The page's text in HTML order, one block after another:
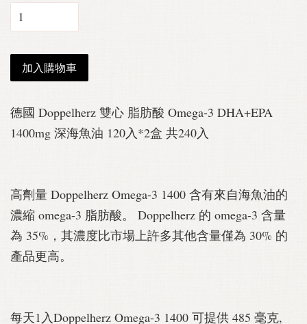
加入購物車
德國 Doppelherz 雙心 脂肪酸 Omega-3 DHA+EPA
1400mg 深海魚油 120入*2盒 共240入
高劑量 Doppelherz Omega-3 1400 含有來自海魚油的
濃縮 omega-3 脂肪酸。 Doppelherz 的 omega-3 含量
為 35%，其濃度比市場上許多其他含量僅為 30% 的
產品更高。
每天1入Doppelherz Omega-3 1400 可提供 485 毫克,